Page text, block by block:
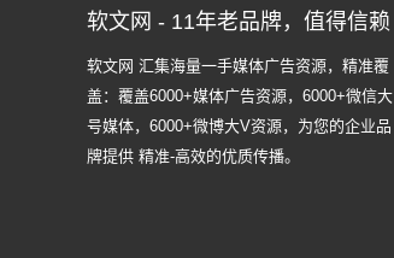
软文网 - 11年老品牌，值得信赖
软文网 汇集海量一手媒体广告资源，精准覆
盖：覆盖6000+媒体广告资源，6000+微信大
号媒体，6000+微博大V资源，为您的企业品
牌提供 精准-高效的优质传播。